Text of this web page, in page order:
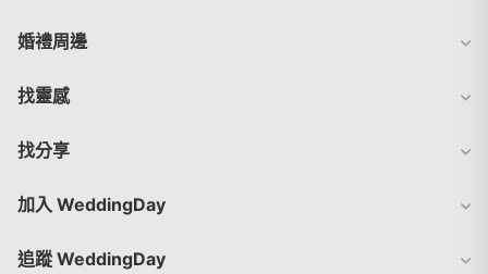
婚禮周邊
找靈感
找分享
加入 WeddingDay
追蹤 WeddingDay